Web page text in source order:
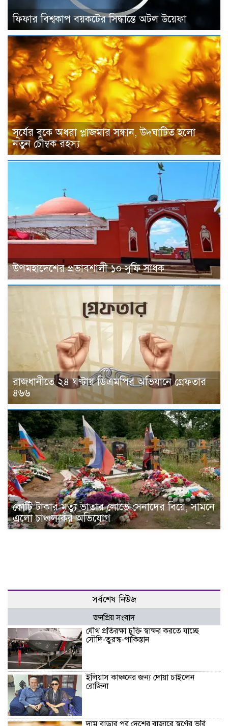
ফিফার বিশ্বকাপ বয়কটের সিদ্ধান্তে অটল উয়েফা
সূর্যের বুকে অধরা প্লাজমার সন্ধান, উদ্ঘাটিত হলো
নতুন চৌম্বক রহস্য
উপমহাদেশের প্রভাবশালী ১০ সুফি সাধক
রাজধানীতে ২৪ ঘণ্টায় ডিএমপির অভিযানে গ্রেফতার
৪৬৬
কোটি টাকার মৃত্যু ভাতার লোভে সেনাদের বিয়ে, সামনে
এলো চাঞ্চল্যকর অভিযোগ
সর্বশেষ নিউজ
জনপ্রিয় সংবাদ
যৌথ প্রতিরক্ষা চুক্তি স্বাক্ষর করতে যাচ্ছে
সৌদি-তুরস্ক-পাকিস্তান
ইলিয়াস কাঞ্চনের জন্য দোয়া চাইলেন
রোজিনা